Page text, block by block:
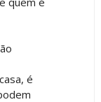
é